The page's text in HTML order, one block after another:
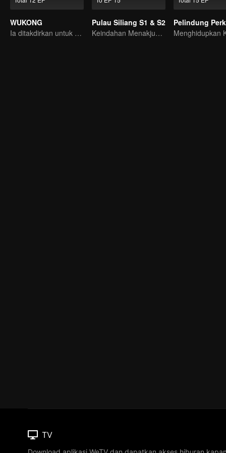
WUKONG
Ia ditakdirkan untuk menghancurkan Surga?!
Pulau Siliang S1 & S2
Keindahan Menakjubkan: Fantasi Kuno 3D
Pelindung
TV